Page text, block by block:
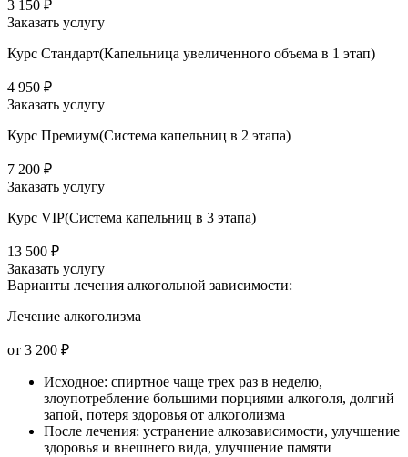
3 150 ₽
Заказать услугу
Курс Стандарт(Капельница увеличенного объема в 1 этап)
4 950 ₽
Заказать услугу
Курс Премиум(Система капельниц в 2 этапа)
7 200 ₽
Заказать услугу
Курс VIP(Система капельниц в 3 этапа)
13 500 ₽
Заказать услугу
Варианты лечения алкогольной зависимости:
Лечение алкоголизма
от 3 200 ₽
Исходное: спиртное чаще трех раз в неделю,
злоупотребление большими порциями алкоголя, долгий
запой, потеря здоровья от алкоголизма
После лечения: устранение алкозависимости, улучшение
здоровья и внешнего вида, улучшение памяти